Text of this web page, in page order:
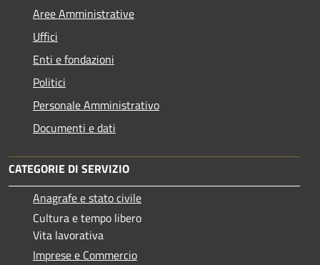
Aree Amministrative
Uffici
Enti e fondazioni
Politici
Personale Amministrativo
Documenti e dati
CATEGORIE DI SERVIZIO
Anagrafe e stato civile
Cultura e tempo libero
Vita lavorativa
Imprese e Commercio